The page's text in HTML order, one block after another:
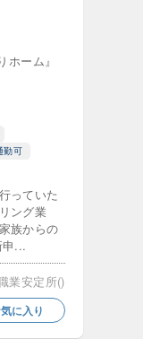
ーム』
勤可
っていた
ング業
族からの
...
業安定所()
に入り